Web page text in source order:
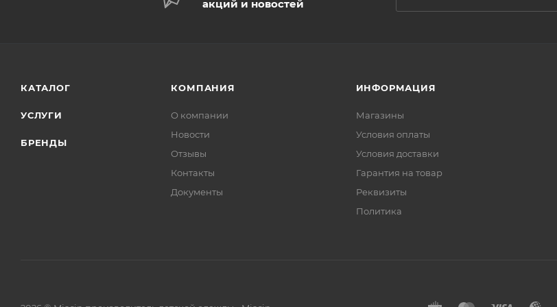
акций и новостей
КАТАЛОГ
УСЛУГИ
БРЕНДЫ
КОМПАНИЯ
О компании
Новости
Отзывы
Контакты
Документы
ИНФОРМАЦИЯ
Магазины
Условия оплаты
Условия доставки
Гарантия на товар
Реквизиты
Политика